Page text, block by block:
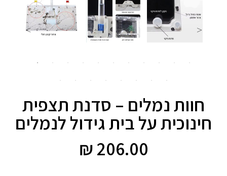
חוות נמלים – סדנת תצפית
חינוכית על בית גידול לנמלים
206.00 ₪